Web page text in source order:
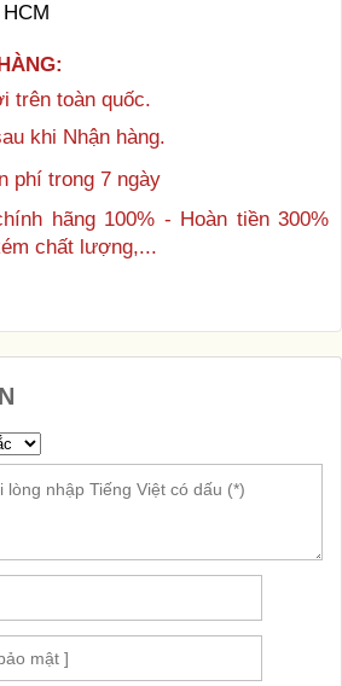
trên toàn quốc.
khi Nhận hàng.
phí trong 7 ngày
hãng 100% - Hoàn tiền 300%
chất lượng,...